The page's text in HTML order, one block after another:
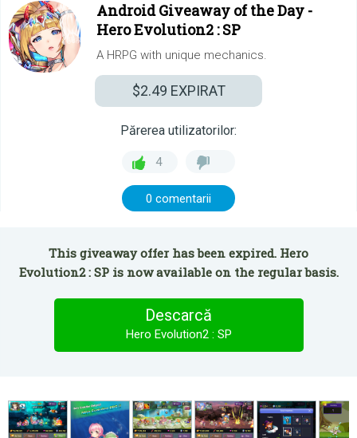
Android Giveaway of the Day -
Hero Evolution2 : SP
A HRPG with unique mechanics.
$2.49 EXPIRAT
Părerea utilizatorilor:
4
0 comentarii
This giveaway offer has been expired. Hero
Evolution2 : SP is now available on the regular basis.
Descarcă
Hero Evolution2 : SP